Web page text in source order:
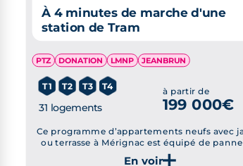
À 4 minutes de marche d'une
station de Tram
PTZ DONATION LMNP JEANBRUN
T1 T2 T3 T4
31 logements
à partir de
199 000€
Ce programme d’appartements neufs avec
ou terrasse à Mérignac est équipé de
solaires.